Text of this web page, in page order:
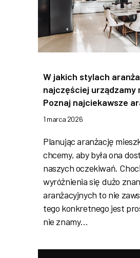
W jakich stylach
najczęściej urządzamy
Poznaj najciekawsze
1 marca 2026
Planując aranżację
chcemy, aby była ona
naszych oczekiwań.
wyróżnienia się dużo
aranżacyjnych to nie
tego konkretnego jest
nie znamy…